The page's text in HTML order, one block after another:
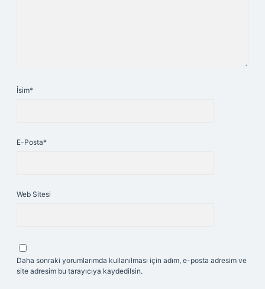
İsim*
E-Posta*
Web Sitesi
Daha sonraki yorumlarımda kullanılması için adım, e-posta adresim ve
site adresim bu tarayıcıya kaydedilsin.